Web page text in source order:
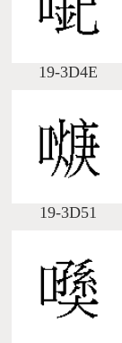
19-3D4E
19-3D51